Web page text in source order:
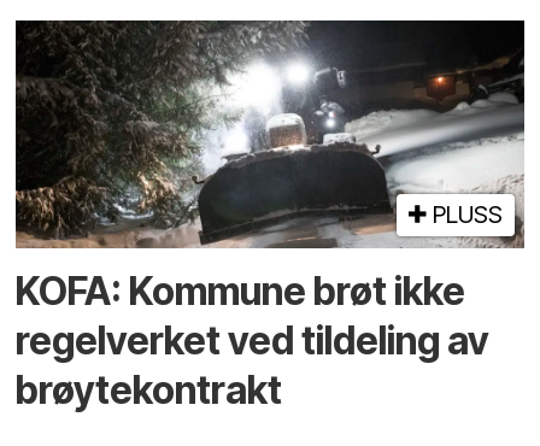
PLUSS
KOFA: Kommune brøt ikke
regelverket ved tildeling av
brøytekontrakt